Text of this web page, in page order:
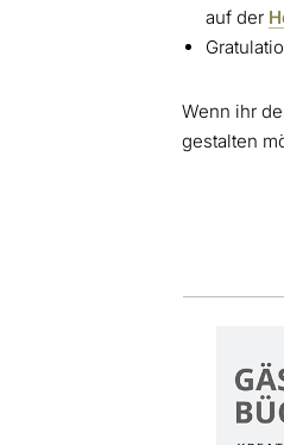
auf der
Wenn ihr
gestalten